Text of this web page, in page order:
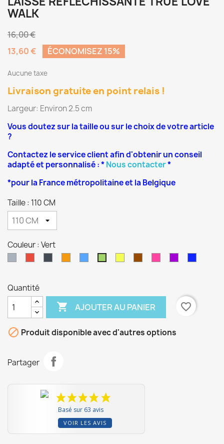
WALK
16,00 €
13,60 €
ÉCONOMISEZ 15%
Aucune taxe
Livraison gratuite en point relais !
Largeur: Environ 2.5 cm
Vous doutez sur la taille ou sur le choix de votre article
?
Contactez le service client afin d'obtenir un conseil
adapté et personnalisé : *Nous contacter*
*pour la France métropolitaine et la Belgique
Taille : 110 CM
Couleur : Vert
Quantité
 AJOUTER AU PANIER favorite_border
 Produit disponible avec d'autres options
Partager
Basé sur 63 avis
VOIR LES AVIS